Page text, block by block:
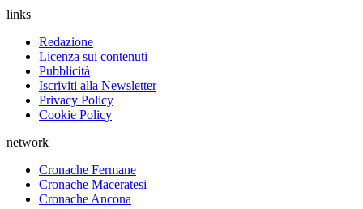
links
Redazione
Licenza sui contenuti
Pubblicità
Iscriviti alla Newsletter
Privacy Policy
Cookie Policy
network
Cronache Fermane
Cronache Maceratesi
Cronache Ancona